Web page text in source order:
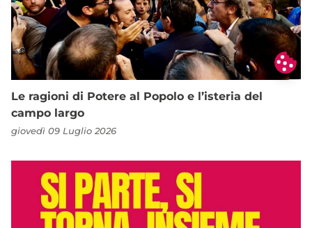
Le ragioni di Potere al Popolo e l’isteria del
campo largo
giovedì 09 Luglio 2026